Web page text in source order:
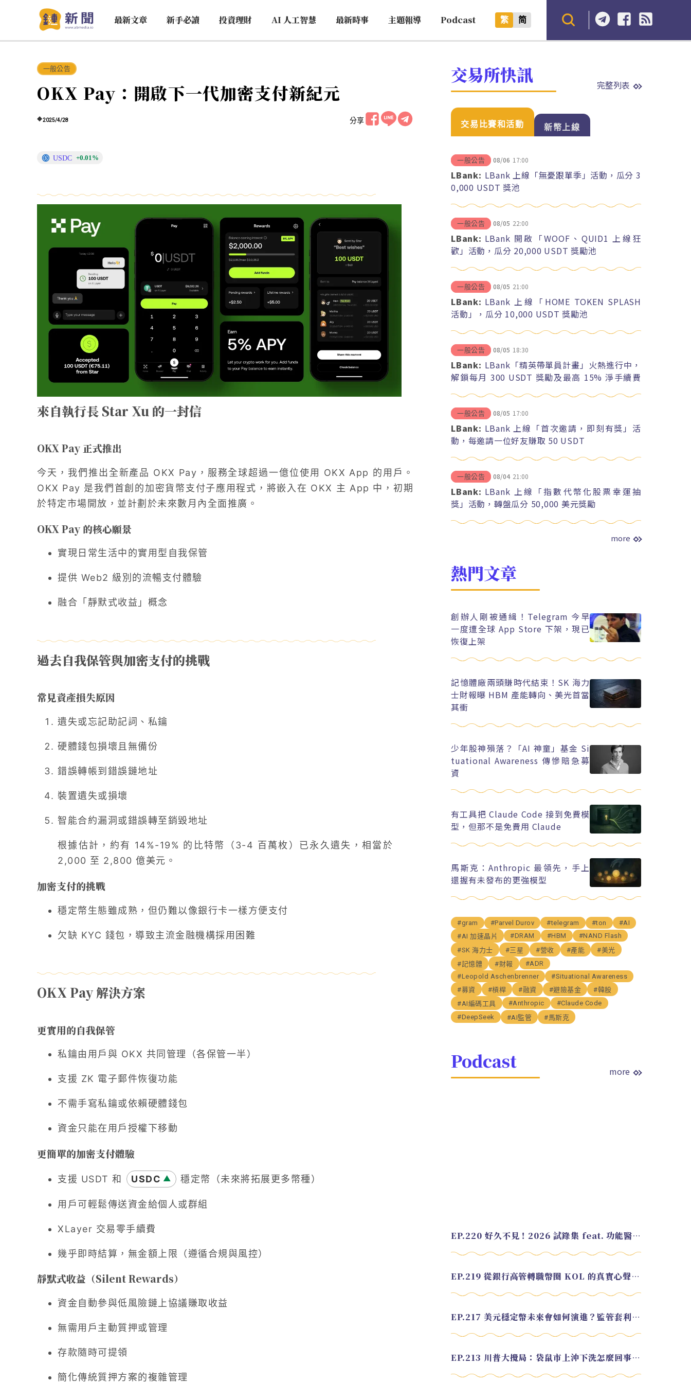
最新文章 新手必讀 投資理財 AI 人工智慧 最新時事 主題報導 Podcast 繁 简
一般公告
OKX Pay：開啟下一代加密支付新紀元
2025/4/28 分享
USDC +0.01%
來自執行長 Star Xu 的一封信
OKX Pay 正式推出
今天，我們推出全新產品 OKX Pay，服務全球超過一億位使用 OKX App 的用戶。
OKX Pay 是我們首創的加密貨幣支付子應用程式，將嵌入在 OKX 主 App 中，初期
於特定市場開放，並計劃於未來數月內全面推廣。
OKX Pay 的核心願景
實現日常生活中的實用型自我保管
提供 Web2 級別的流暢支付體驗
融合「靜默式收益」概念
過去自我保管與加密支付的挑戰
常見資產損失原因
遺失或忘記助記詞、私鑰
硬體錢包損壞且無備份
錯誤轉帳到錯誤鏈地址
裝置遺失或損壞
智能合約漏洞或錯誤轉至銷毀地址
根據估計，約有 14%-19% 的比特幣（3-4 百萬枚）已永久遺失，相當於
2,000 至 2,800 億美元。
加密支付的挑戰
穩定幣生態雖成熟，但仍難以像銀行卡一樣方便支付
欠缺 KYC 錢包，導致主流金融機構採用困難
OKX Pay 解決方案
更實用的自我保管
私鑰由用戶與 OKX 共同管理（各保管一半）
支援 ZK 電子郵件恢復功能
不需手寫私鑰或依賴硬體錢包
資金只能在用戶授權下移動
更簡單的加密支付體驗
支援 USDT 和 USDC ▲ 穩定幣（未來將拓展更多幣種）
用戶可輕鬆傳送資金給個人或群組
XLayer 交易零手續費
幾乎即時結算，無金額上限（遵循合規與風控）
靜默式收益（Silent Rewards）
資金自動參與低風險鏈上協議賺取收益
無需用戶主動質押或管理
存款隨時可提領
簡化傳統質押方案的複雜管理
交易所快訊 完整列表
交易比賽和活動 新幣上線
一般公告 08/06 17:00
LBank: LBank 上線「無憂跟單季」活動，瓜分 3
0,000 USDT 獎池
一般公告 08/05 22:00
LBank: LBank 開啟「WOOF、QUID1 上線狂
歡」活動，瓜分 20,000 USDT 獎勵池
一般公告 08/05 21:00
LBank: LBank 上線「HOME TOKEN SPLASH
活動」，瓜分 10,000 USDT 獎勵池
一般公告 08/05 18:30
LBank: LBank「精英帶單員計畫」火熱進行中，
解鎖每月 300 USDT 獎勵及最高 15% 淨手續費
一般公告 08/05 17:00
LBank: LBank 上線「首次邀請，即刻有獎」活
動，每邀請一位好友賺取 50 USDT
一般公告 08/04 21:00
LBank: LBank 上線「指數代幣化股票幸運抽
獎」活動，轉盤瓜分 50,000 美元獎勵
more
熱門文章
創辦人剛被通緝！Telegram 今早
一度遭全球 App Store 下架，現已
恢復上架
記憶體廠兩頭賺時代結束！SK 海力
士財報曝 HBM 產能轉向、美光首當
其衝
少年股神殞落？「AI 神童」基金 Si
tuational Awareness 傳慘賠急募
資
有工具把 Claude Code 接到免費模
型，但那不是免費用 Claude
馬斯克：Anthropic 最領先，手上
還握有未發布的更強模型
#gram #Parvel Durov #telegram #ton
#AI
#AI 加速晶片
#DRAM #HBM
#NAND Flash
#SK 海力士
#三星 #營收 #產能
#美光
#記憶體
#財報
#ADR
#Leopold Aschenbrenner
#Situational Awareness
#募資
#槓桿 #融資 #避險基金
#韓股
#AI編碼工具
#Anthropic
#Claude Code
#DeepSeek
#AI監管 #馬斯克
Podcast more
EP.220 好久不見！2026 試錄集 feat. 功能醫學營養師 美寶
EP.219 從銀行高管轉職幣圈 KOL 的真實心聲 feat.龜大
EP.217 美元穩定幣未來會如何演進？監管套利終將收斂？feat. 研究員 余哲安
EP.213 川普大攪局：袋鼠市上沖下洗怎麼回事？feat. Alvin